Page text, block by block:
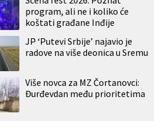
program, ali ne i koliko će
koštati građane Inđije
JP ‘Putevi Srbije’ najavio je
radove na više deonica u Sremu
Više novca za MZ Čortanovci:
Đurđevdan među prioritetima